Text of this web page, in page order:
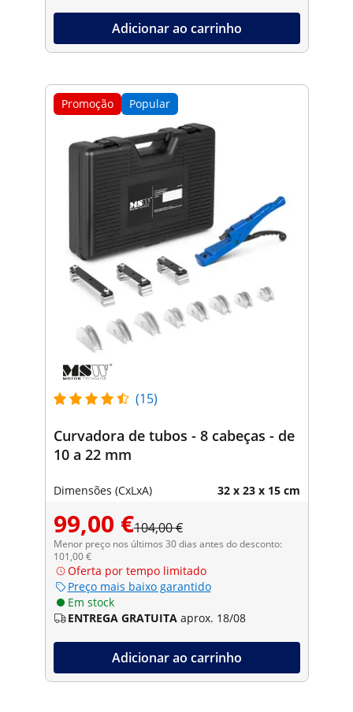
Adicionar ao carrinho
Promoção Popular
(15)
Curvadora de tubos - 8 cabeças - de
10 a 22 mm
Dimensões (CxLxA) 32 x 23 x 15 cm
99,00 €104,00 €
Menor preço nos últimos 30 dias antes do desconto:
101,00 €
Oferta por tempo limitado
Preço mais baixo garantido
Em stock
ENTREGA GRATUITA aprox. 18/08
Adicionar ao carrinho